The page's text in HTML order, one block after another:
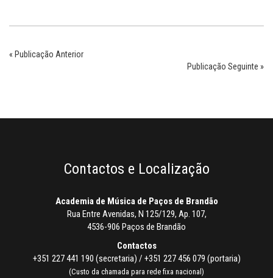
« Publicação Anterior
Publicação Seguinte »
Contactos e Localização
Academia de Música de Paços de Brandão
Rua Entre Avenidas, N 125/129, Ap. 107,
4536-906 Paços de Brandão
Contactos
+351 227 441 190 (secretaria) / +351 227 456 079 (portaria)
(Custo da chamada para rede fixa nacional)